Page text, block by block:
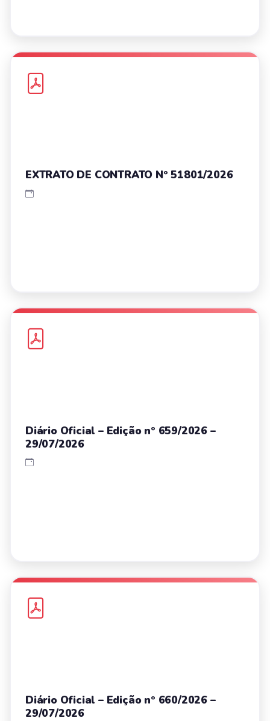
EXTRATO DE CONTRATO Nº 51801/2026
Diário Oficial – Edição nº 659/2026 –
29/07/2026
Diário Oficial – Edição nº 660/2026 –
29/07/2026